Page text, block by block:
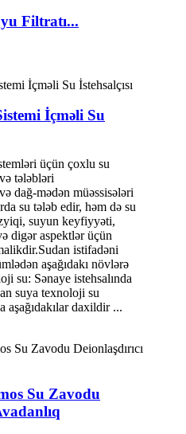
Filtratı...
İçməli Su
üçün çoxlu su
tələbləri
dağ-mədən müəssisələri
su tələb edir, həm də su
suyun keyfiyyəti,
digər aspektlər üçün
istifadəni
aşağıdakı növlərə
su: Sənaye istehsalında
suya texnoloji su
aşağıdakılar daxildir ...
Su Zavodu